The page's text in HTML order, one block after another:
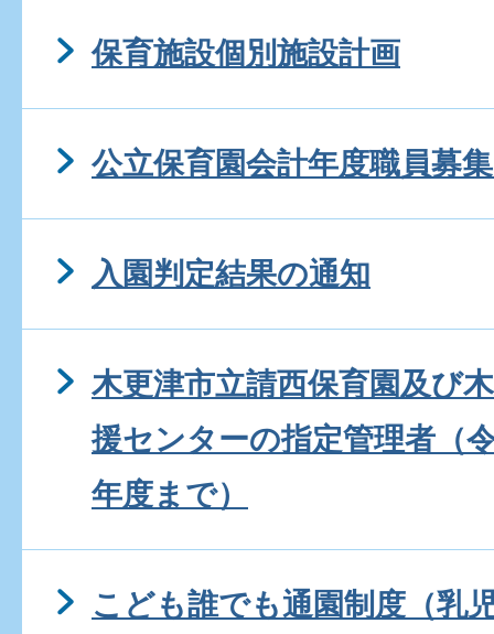
保育施設個別施設計画
公立保育園会計年度職員募
入園判定結果の通知
木更津市立請西保育園及び
援センターの指定管理者（
年度まで）
こども誰でも通園制度（乳